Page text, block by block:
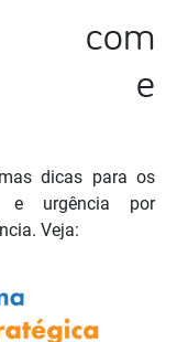
com
e
dicas para os
e urgência por
Veja: